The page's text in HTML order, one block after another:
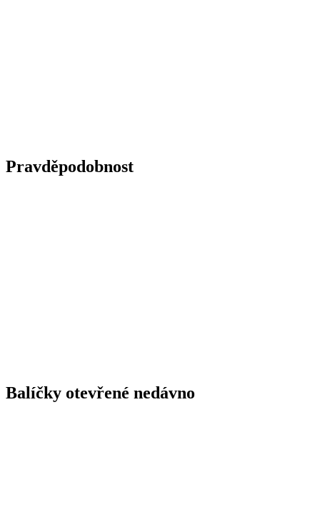
Pravděpodobnost
Balíčky otevřené nedávno